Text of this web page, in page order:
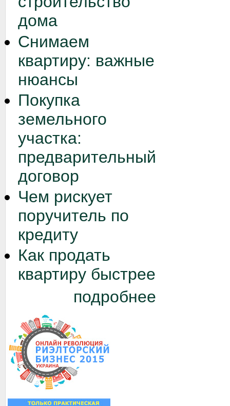
дома
Снимаем
квартиру: важные
нюансы
Покупка
земельного
участка:
предварительный
договор
Чем рискует
поручитель по
кредиту
Как продать
квартиру быстрее
подробнее